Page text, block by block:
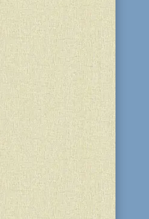
казней, посланных
был град. Огромные
небес, уничтожая
портя их поля.
одну
которая несколько
говорит, что каждая
в себе...